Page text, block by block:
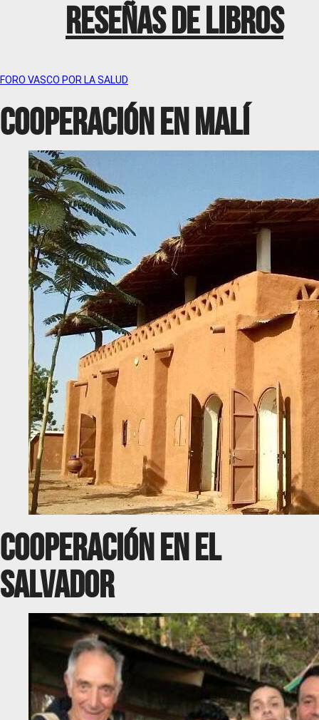
RESEÑAS DE LIBROS
FORO VASCO POR LA SALUD
COOPERACIÓN EN MALÍ
Cooperación en el
salvador